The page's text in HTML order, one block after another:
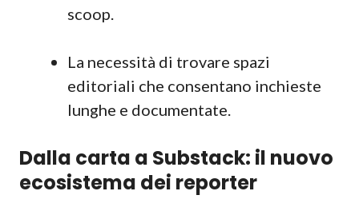
scoop.
La necessità di trovare spazi
editoriali che consentano inchieste
lunghe e documentate.
Dalla carta a Substack: il nuovo
ecosistema dei reporter